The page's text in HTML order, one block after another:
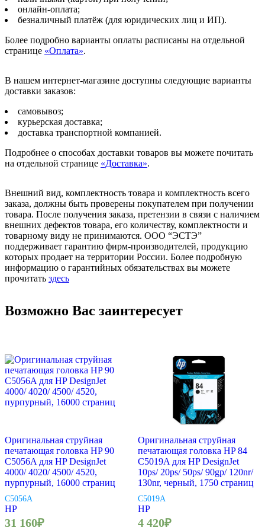
онлайн-оплата;
безналичный платёж (для юридических лиц и ИП).
Более подробно варианты оплаты расписаны на отдельной
странице «Оплата».
В нашем интернет-магазине доступны следующие варианты
доставки заказов:
самовывоз;
курьерская доставка;
доставка транспортной компанией.
Подробнее о способах доставки товаров вы можете почитать
на отдельной странице «Доставка».
Внешний вид, комплектность товара и комплектность всего
заказа, должны быть проверены покупателем при получении
товара. После получения заказа, претензии в связи с наличием
внешних дефектов товара, его количеству, комплектности и
товарному виду не принимаются. ООО “ЭСТЭ”
поддерживает гарантию фирм-производителей, продукцию
которых продает на территории России. Более подробную
информацию о гарантийных обязательствах вы можете
прочитать здесь
Возможно Вас заинтересует
Оригинальная струйная
печатающая головка HP 90
C5056A для HP DesignJet
4000/ 4020/ 4500/ 4520,
пурпурный, 16000 страниц
C5056A
HP
31 160₽
Оригинальная струйная
печатающая головка HP 84
C5019A для HP DesignJet
10ps/ 20ps/ 50ps/ 90gp/ 120nr/
130nr, черный, 1750 страниц
C5019A
HP
4 420₽